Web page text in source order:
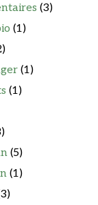
(3)
(1)
(1)
(1)
(5)
(1)